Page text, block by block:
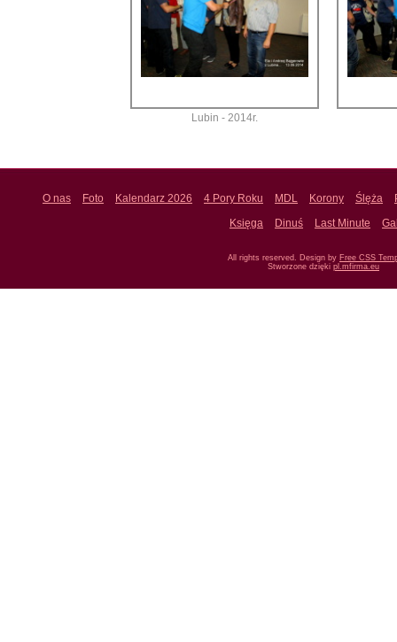
Lubin - 2014r.
O nas Foto Kalendarz 2026 4 Pory Roku MDL Korony Ślęża
Księga
Dinuś Last Minute
All rights reserved. Design by Free CSS
Stworzone dzięki pl.mfirma.eu